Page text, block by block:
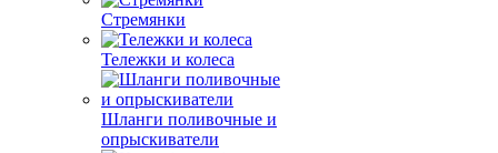
Стремянки
Тележки и колеса
Шланги поливочные и
опрыскиватели